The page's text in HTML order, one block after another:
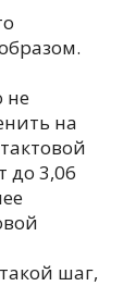
не
на
до 3,06
шаг,